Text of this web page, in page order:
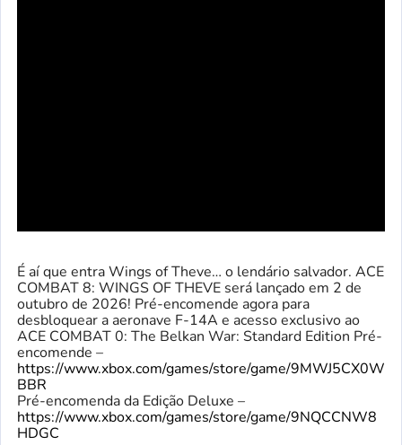
É aí que entra Wings of Theve… o lendário salvador. ACE
COMBAT 8: WINGS OF THEVE será lançado em 2 de
outubro de 2026! Pré-encomende agora para
desbloquear a aeronave F-14A e acesso exclusivo ao
ACE COMBAT 0: The Belkan War: Standard Edition Pré-
encomende –
https://www.xbox.com/games/store/game/9MWJ5CX0W
BBR
Pré-encomenda da Edição Deluxe –
https://www.xbox.com/games/store/game/9NQCCNW8
HDGC